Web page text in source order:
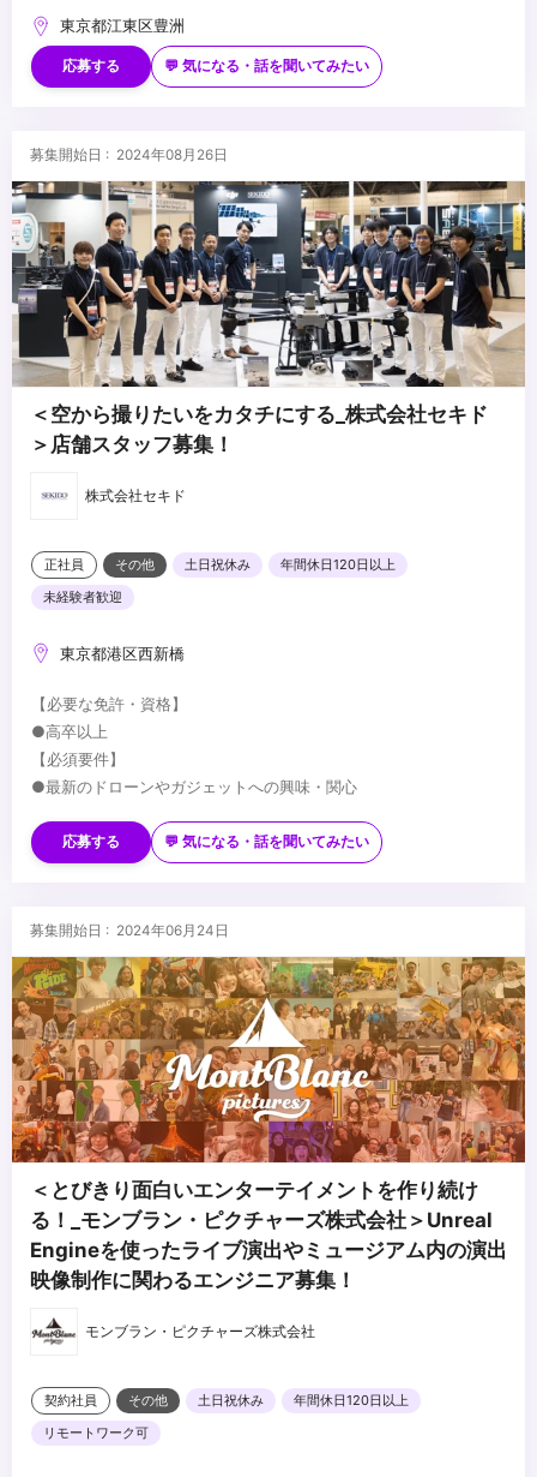
東京都江東区豊洲
応募する 💬 気になる・話を聞いてみたい
募集開始日 : 2024年08月26日
＜空から撮りたいをカタチにする_株式会社セキド
＞店舗スタッフ募集！
株式会社セキド
正社員 その他 土日祝休み
年間休日120日以上
未経験者歓迎
東京都港区西新橋
【必要な免許・資格】
●高卒以上
【必須要件】
●最新のドローンやガジェットへの興味・関心
●対面販売・接客業務の経験
【歓迎要件】
○発注業務・在庫管理の経験がある方
...
応募する 💬 気になる・話を聞いてみたい
募集開始日 : 2024年06月24日
＜とびきり面白いエンターテイメントを作り続け
る！_モンブラン・ピクチャーズ株式会社＞Unreal
Engineを使ったライブ演出やミュージアム内の演出
映像制作に関わるエンジニア募集！
モンブラン・ピクチャーズ株式会社
契約社員 その他 土日祝休み
年間休日120日以上
リモートワーク可